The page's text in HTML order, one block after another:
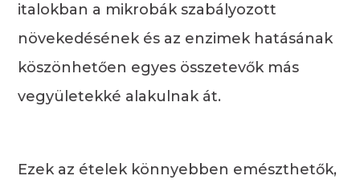
italokban a mikrobák szabályozott
növekedésének és az enzimek hatásának
köszönhetően egyes összetevők más
vegyületekké alakulnak át.
Ezek az ételek könnyebben emészthetők,